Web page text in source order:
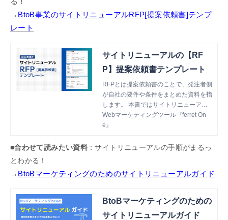
→ BtoB事業のサイトリニューアルRFP[提案依頼書]テンプ
レート
サイトリニューアルの【RF
P】提案依頼書テンプレート
RFPとは提案依頼書のことで、発注者側
が自社の要件や条件をまとめた資料を指
します。 本書ではサイトリニューアル
で使われるRFPをテンプレートとしてま
とめているので、新規サイトの立ち上げ
活用いただけます。
Webマーケティングツール『ferret On
e』
■合わせて読みたい資料 ：サイトリニューアルの手順がまるっ
とわかる！
→ BtoBマーケティングのためのサイトリニューアルガイド
BtoBマーケティングのための
サイトリニューアルガイド